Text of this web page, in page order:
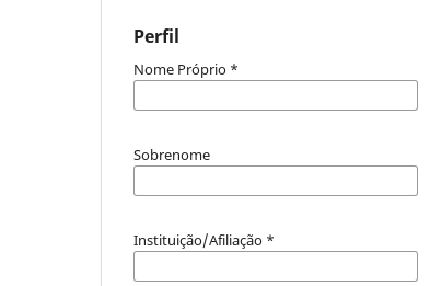
Perfil
Nome Próprio *
Sobrenome
Instituição/Afiliação *